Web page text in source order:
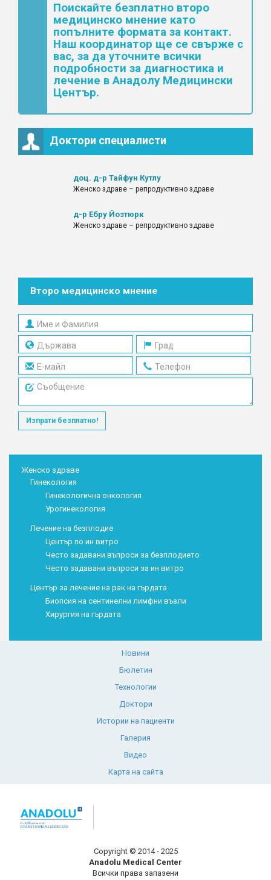
Поискайте безплатно второ
медицинско мнение като
попълните формата за контакт.
Наш координатор ще се свърже с
вас, за да уточните всички
подробности за диагностика и
лечение в Анадолу Медицински
Център.
Доктори специалисти
доц. д-р Тайфун Кутлу
Женско здраве – репродуктивно здраве
д-р Ебру Йозтюрк
Женско здраве – репродуктивно здраве
Второ медицинско мнение
Изпрати безплатно!
Женско здраве
Гинекология
Гинекологична онкология
Урогинекология
Лечение на безплодие
Център по ин витро
Често задавани въпроси за безплодието
Често задавани въпроси за ин витро
Център за лечение на рак на гърдата
Биопсия на сентинелни лимфни възли
Хирургия на гърдата
Новини
Бюлетин
Технологии
Доктори
Истории на пациенти
Галерия
Видео
Карта на сайта
Copyright © 2014 - 2025
Anadolu Medical Center
Всички права запазени